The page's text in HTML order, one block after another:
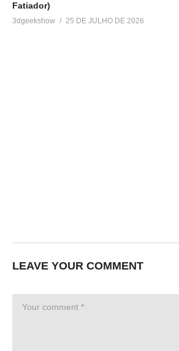
Fatiador)
3dgeekshow 25 DE JULHO DE 2026
LEAVE YOUR COMMENT